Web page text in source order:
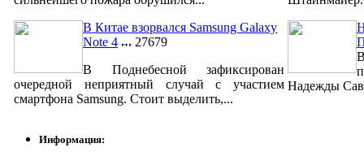
В Китае взорвался Samsung Galaxy
Note 4
27679
В Поднебесной зафиксирован
очередной неприятный случай с участием
смартфона Samsung. Стоит выделить,...
Надежды
Информация: